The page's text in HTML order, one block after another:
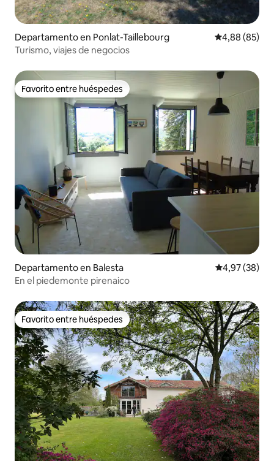
Departamento en Ponlat-Taillebourg Calificación
4,88 (85)
Turismo, viajes de negocios
Favorito entre huéspedes
Favorito entre huéspedes
Departamento en Balesta Calificación
4,97 (38)
En el piedemonte pirenaico
Favorito entre huéspedes
Favorito entre huéspedes